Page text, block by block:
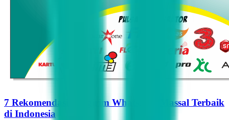
7 Rekomendasi Pengirim WhatsApp Massal Terbaik
di Indonesia